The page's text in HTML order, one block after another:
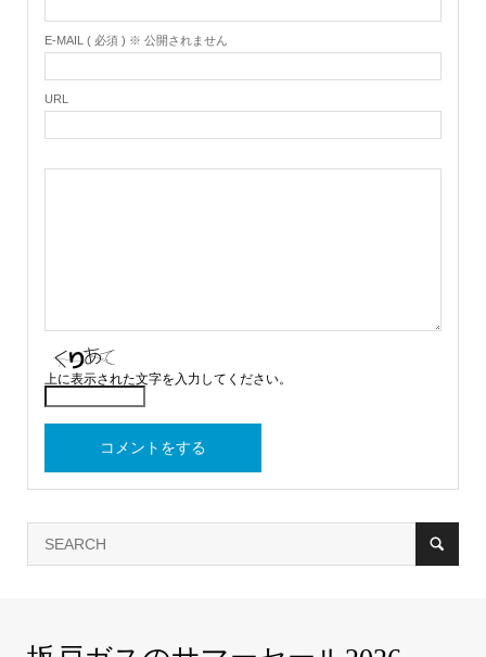
E-MAIL ( 必須 ) ※ 公開されません
URL
上に表示された文字を入力してください。